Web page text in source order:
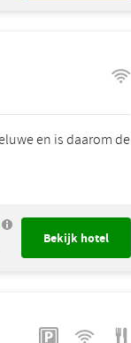
en is daarom de
Bekijk hotel